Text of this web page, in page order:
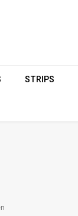
STRIPS